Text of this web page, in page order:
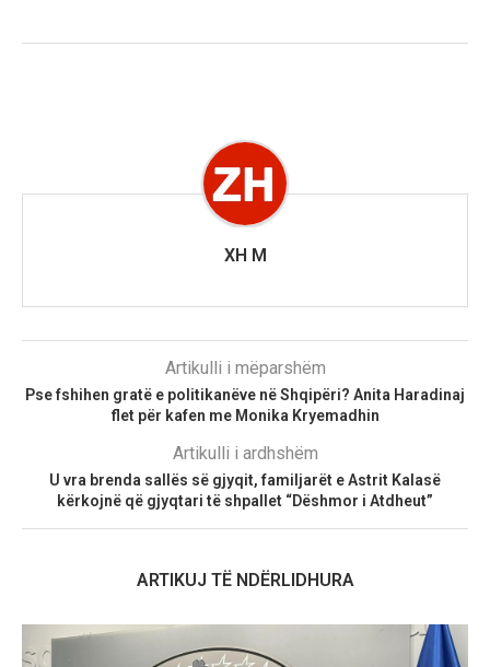
XH M
Artikulli i mëparshëm
Pse fshihen gratë e politikanëve në Shqipëri? Anita Haradinaj
flet për kafen me Monika Kryemadhin
Artikulli i ardhshëm
U vra brenda sallës së gjyqit, familjarët e Astrit Kalasë
kërkojnë që gjyqtari të shpallet “Dëshmor i Atdheut”
ARTIKUJ TË NDËRLIDHURA